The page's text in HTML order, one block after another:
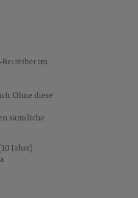
Betreiber im
Ohne diese
sämtliche
Jahre)